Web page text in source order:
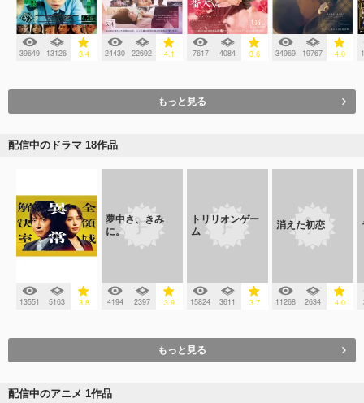
39649 13126 3.4 24430 22692 4.1 7617 4084 3.6 34969 19767 4.0
もっと見る
配信中のドラマ 18作品
13551 5163 3.8
夢中さ、きみ
に。
4194 2397 3.9
トリリオンゲー
ム
15824 3611 3.7
消えた初恋
11268 2634 4.0
もっと見る
配信中のアニメ 1作品